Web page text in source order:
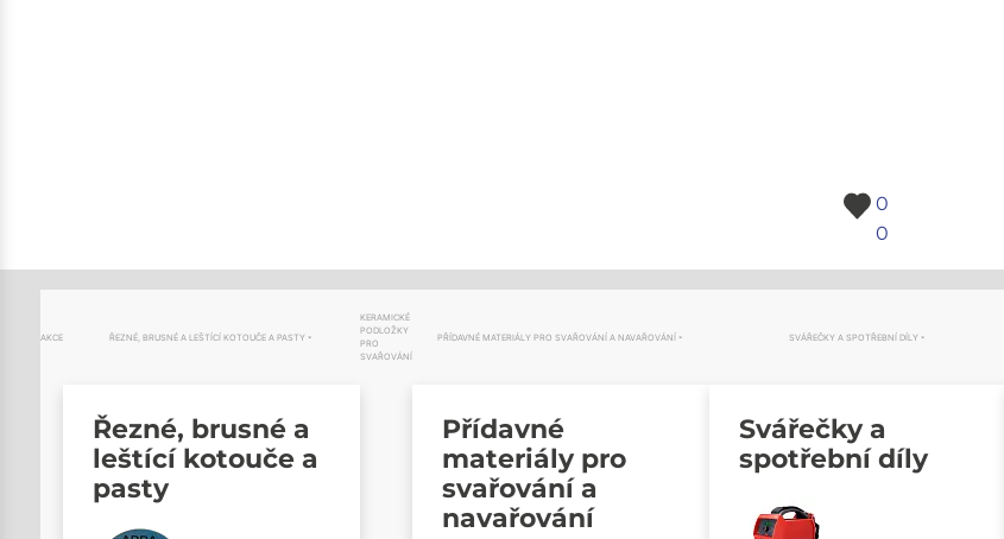
0
0
AKCE ŘEZNÉ, BRUSNÉ A LEŠTÍCÍ KOTOUČE A PASTY
Řezné, brusné a
leštící kotouče a
pasty
KERAMICKÉ
PODLOŽKY
PRO
SVAŘOVÁNÍ
PŘÍDAVNÉ MATERIÁLY PRO SVAŘOVÁNÍ A NAVAŘOVÁNÍ
Přídavné
materiály pro
svařování a
navařování
SVÁŘEČKY A SPOTŘEBNÍ DÍLY
Svářečky a
spotřební díly